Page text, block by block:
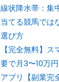
線状降水帯：集
当てる競馬では
選び方
【完全無料】
要で月3〜10万
アプリ【副業完